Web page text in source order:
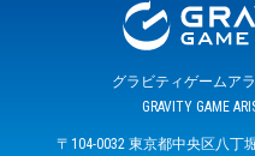
グラビティゲームア
GRAVITY GAME
〒104-0032 東京都中央区八丁